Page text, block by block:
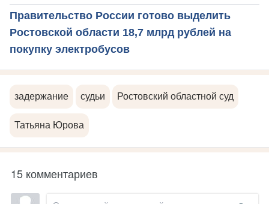
Правительство России готово выделить
Ростовской области 18,7 млрд рублей на
покупку электробусов
задержание судьи Ростовский областной суд
Татьяна Юрова
15 комментариев